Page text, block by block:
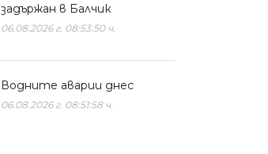
задържан в Балчик
06.08.2026 г. 08:53:50 ч.
Водните аварии днес
06.08.2026 г. 08:51:58 ч.